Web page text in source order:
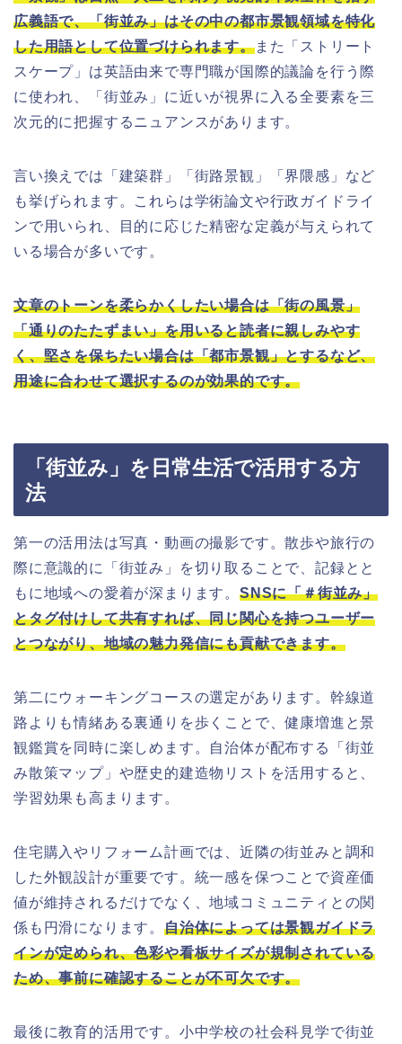
広義語で、「街並み」はその中の都市景観領域を特化
した用語として位置づけられます。また「ストリート
スケープ」は英語由来で専門職が国際的議論を行う際
に使われ、「街並み」に近いが視界に入る全要素を三
次元的に把握するニュアンスがあります。
言い換えでは「建築群」「街路景観」「界隈感」など
も挙げられます。これらは学術論文や行政ガイドライ
ンで用いられ、目的に応じた精密な定義が与えられて
いる場合が多いです。
文章のトーンを柔らかくしたい場合は「街の風景」
「通りのたたずまい」を用いると読者に親しみやす
く、堅さを保ちたい場合は「都市景観」とするなど、
用途に合わせて選択するのが効果的です。
「街並み」を日常生活で活用する方
法
第一の活用法は写真・動画の撮影です。散歩や旅行の
際に意識的に「街並み」を切り取ることで、記録とと
もに地域への愛着が深まります。 SNSに「＃街並み」
とタグ付けして共有すれば、同じ関心を持つユーザー
とつながり、地域の魅力発信にも貢献できます。
第二にウォーキングコースの選定があります。幹線道
路よりも情緒ある裏通りを歩くことで、健康増進と景
観鑑賞を同時に楽しめます。自治体が配布する「街並
み散策マップ」や歴史的建造物リストを活用すると、
学習効果も高まります。
住宅購入やリフォーム計画では、近隣の街並みと調和
した外観設計が重要です。統一感を保つことで資産価
値が維持されるだけでなく、地域コミュニティとの関
係も円滑になります。 自治体によっては景観ガイドラ
インが定められ、色彩や看板サイズが規制されている
ため、事前に確認することが不可欠です。
最後に教育的活用です。小中学校の社会科見学で街並